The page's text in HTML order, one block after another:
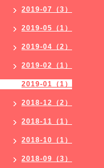
2019-07（3）
2019-05（1）
2019-04（2）
2019-02（1）
2019-01（1）
2018-12（2）
2018-11（1）
2018-10（1）
2018-09（3）